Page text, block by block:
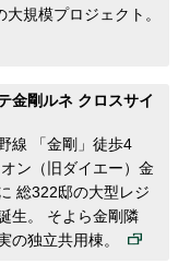
大規模プロジェクト。
金剛ルネ クロスサイ
線 「金剛」徒歩4
ン（旧ダイエー）金
総322邸の大型レジ
生。 そよら金剛隣
の独立共用棟。